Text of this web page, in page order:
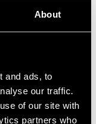
About
and ads, to
our traffic.
of our site with
partners who
cart